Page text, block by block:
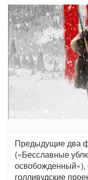
Предыдущие два
(«Бесславные
освобожденный»),
голливудские